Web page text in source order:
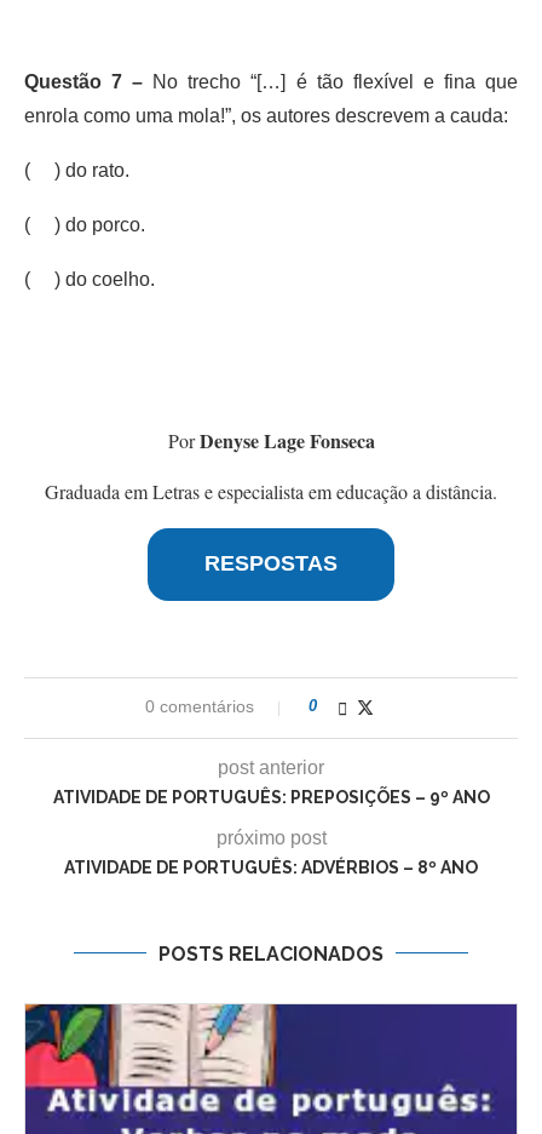
Questão 7 – No trecho “[…] é tão flexível e fina que
enrola como uma mola!”, os autores descrevem a cauda:
( ) do rato.
( ) do porco.
( ) do coelho.
PorDenyse Lage Fonseca
Graduada em Letras e especialista em educação a distância.
RESPOSTAS
0 comentários 0
post anterior
ATIVIDADE DE PORTUGUÊS: PREPOSIÇÕES – 9º ANO
próximo post
ATIVIDADE DE PORTUGUÊS: ADVÉRBIOS – 8º ANO
POSTS RELACIONADOS